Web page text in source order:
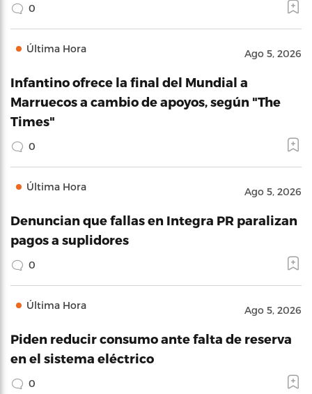
0
Última Hora Ago 5, 2026
Infantino ofrece la final del Mundial a
Marruecos a cambio de apoyos, según "The
Times"
0
Última Hora Ago 5, 2026
Denuncian que fallas en Integra PR paralizan
pagos a suplidores
0
Última Hora Ago 5, 2026
Piden reducir consumo ante falta de reserva
en el sistema eléctrico
0